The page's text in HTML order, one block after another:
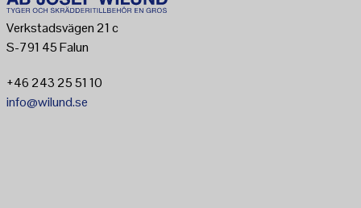
Verkstadsvägen 21 c
S-791 45 Falun
+46 243 25 51 10
info@wilund.se